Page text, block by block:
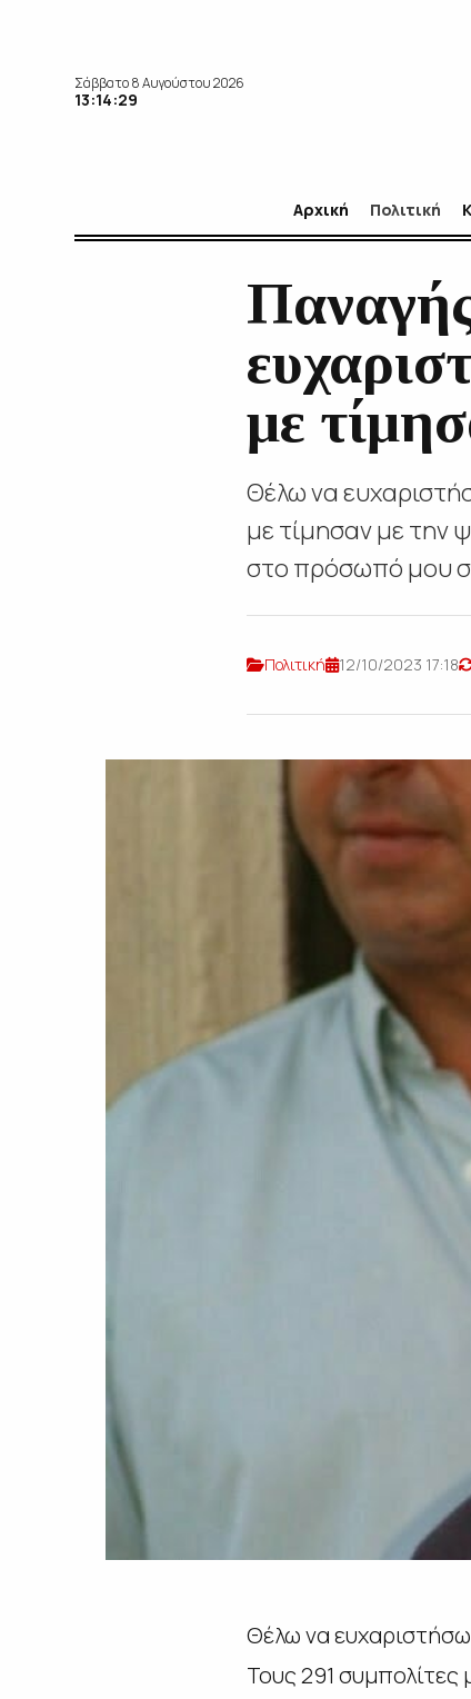
Σάββατο 8 Αυγούστου 2026
13:14:31
Αρχική Πολιτική
με
Θέλω να
με τίμησαν με την
στο πρόσωπό μου
Πολιτική 12/10/2023 17:18
Θέλω να
Τους 291